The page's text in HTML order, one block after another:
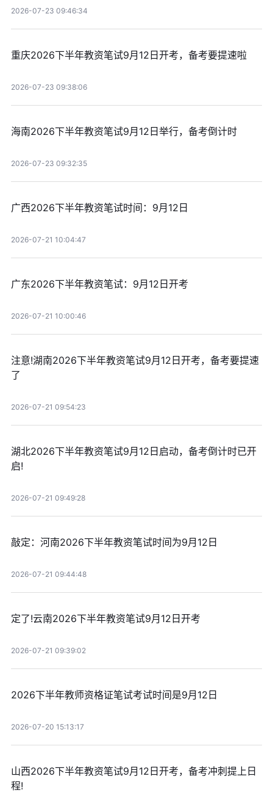
2026-07-23 09:46:34
重庆2026下半年教资笔试9月12日开考，备考要提速啦
2026-07-23 09:38:06
海南2026下半年教资笔试9月12日举行，备考倒计时
2026-07-23 09:32:35
广西2026下半年教资笔试时间：9月12日
2026-07-21 10:04:47
广东2026下半年教资笔试：9月12日开考
2026-07-21 10:00:46
注意!湖南2026下半年教资笔试9月12日开考，备考要提速
了
2026-07-21 09:54:23
湖北2026下半年教资笔试9月12日启动，备考倒计时已开
启!
2026-07-21 09:49:28
敲定：河南2026下半年教资笔试时间为9月12日
2026-07-21 09:44:48
定了!云南2026下半年教资笔试9月12日开考
2026-07-21 09:39:02
2026下半年教师资格证笔试考试时间是9月12日
2026-07-20 15:13:17
山西2026下半年教资笔试9月12日开考，备考冲刺提上日
程!